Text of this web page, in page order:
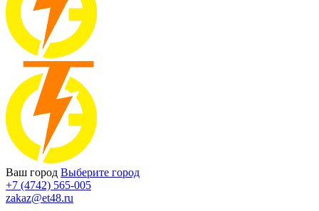
Ваш город Выберите город
+7 (4742) 565-005
zakaz@et48.ru